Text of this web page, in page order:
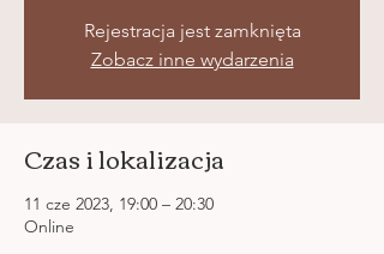
Rejestracja jest zamknięta
Zobacz inne wydarzenia
Czas i lokalizacja
11 cze 2023, 19:00 – 20:30
Online